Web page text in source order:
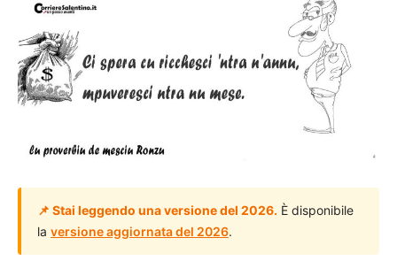
📌 Stai leggendo una versione del 2026. È disponibile
la versione aggiornata del 2026.